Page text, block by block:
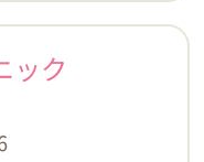
ック